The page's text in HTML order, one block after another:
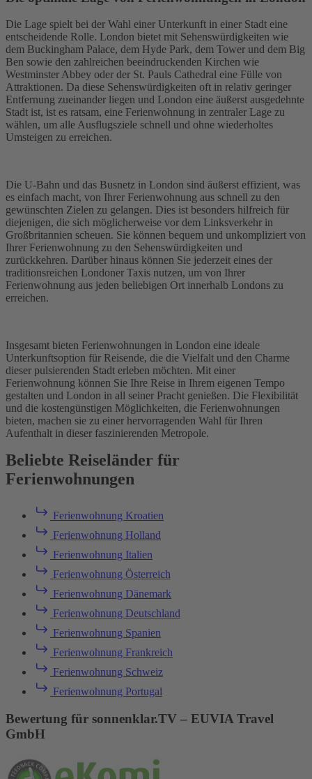
Die Lage spielt bei der Wahl einer Unterkunft in einer Stadt eine
entscheidende Rolle. London bietet mit Sehenswürdigkeiten wie
dem Buckingham Palace, dem Hyde Park, dem Tower und dem Big
Ben sowie den zahlreichen beeindruckenden Kirchen wie
Westminster Abbey oder der St. Pauls Cathedral eine Fülle von
Attraktionen. Da diese Sehenswürdigkeiten oft in relativ geringer
Entfernung zueinander liegen und London eine äußerst ausgedehnte
Stadt ist, ist es ratsam, eine Ferienwohnung in zentraler Lage zu
wählen, um alle Ausflugsziele schnell und ohne wiederholtes
Umsteigen zu erreichen.
Die U-Bahn und das Busnetz in London sind äußerst effizient, was
es einfach macht, von Ihrer Ferienwohnung aus schnell zu den
gewünschten Zielen zu gelangen. Dies ist besonders hilfreich für
diejenigen, die sich möglicherweise vor dem Linksverkehr in
Großbritannien scheuen. Sie können bequem und unkompliziert von
Ihrer Ferienwohnung zu den Sehenswürdigkeiten und
zurückkehren. Darüber hinaus können Sie jederzeit eines der
traditionsreichen Londoner Taxis nutzen, um von Ihrer
Ferienwohnung aus jeden beliebigen Ort innerhalb Londons zu
erreichen.
Insgesamt bieten Ferienwohnungen in London eine ideale
Unterkunftsoption für Reisende, die die Vielfalt und den Charme
dieser pulsierenden Stadt erleben möchten. Mit einer
Ferienwohnung können Sie Ihre Reise in Ihrem eigenen Tempo
gestalten und London in all seiner Pracht genießen. Die Flexibilität
und die kostengünstigen Möglichkeiten, die Ferienwohnungen
bieten, machen sie zu einer hervorragenden Wahl für Ihren
Aufenthalt in dieser faszinierenden Metropole.
Beliebte Reiseländer für
Ferienwohnungen
Ferienwohnung Kroatien
Ferienwohnung Holland
Ferienwohnung Italien
Ferienwohnung Österreich
Ferienwohnung Dänemark
Ferienwohnung Deutschland
Ferienwohnung Spanien
Ferienwohnung Frankreich
Ferienwohnung Schweiz
Ferienwohnung Portugal
Bewertung für sonnenklar.TV – EUVIA Travel
GmbH